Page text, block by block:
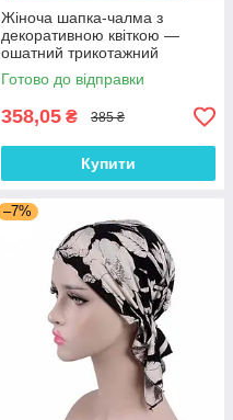
Жіноча шапка-чалма з
декоративною квіткою —
ошатний трикотажний
тюрбан, колір Кава з
молоком
Готово до відправки
358,05 ₴ 385 ₴
Купити
–7%